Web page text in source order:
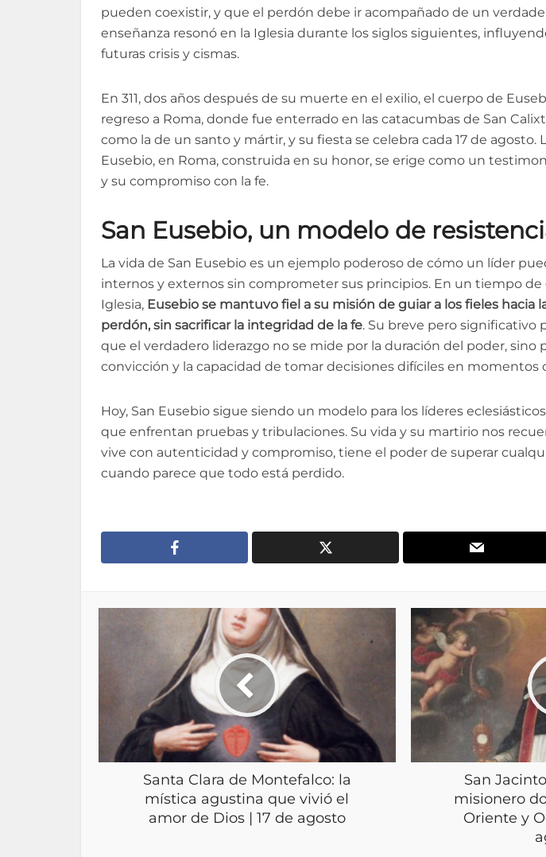
pueden coexistir, y que el perdón debe ir acompañado de un
enseñanza resonó en la Iglesia durante los siglos siguientes,
futuras crisis y cismas.
En 311, dos años después de su muerte en el exilio, el cuerpo de
regreso a Roma, donde fue enterrado en las catacumbas de San
como la de un santo y mártir, y su fiesta se celebra cada 17 de agosto.
Eusebio, en Roma, construida en su honor, se erige como un
y su compromiso con la fe.
San Eusebio, un modelo de
La vida de San Eusebio es un ejemplo poderoso de cómo un líder
internos y externos sin comprometer sus principios. En un tiempo de
Iglesia, Eusebio se mantuvo fiel a su misión de guiar a los fieles hacia
perdón, sin sacrificar la integridad de la fe. Su breve pero significativo
que el verdadero liderazgo no se mide por la duración del poder, sino
convicción y la capacidad de tomar decisiones difíciles en momentos
Hoy, San Eusebio sigue siendo un modelo para los líderes
que enfrentan pruebas y tribulaciones. Su vida y su martirio nos
vive con autenticidad y compromiso, tiene el poder de superar
cuando parece que todo está perdido.
Santa Clara de Montefalco: la
mística agustina que vivió el
amor de Dios | 17 de agosto
San
misionero
Oriente y